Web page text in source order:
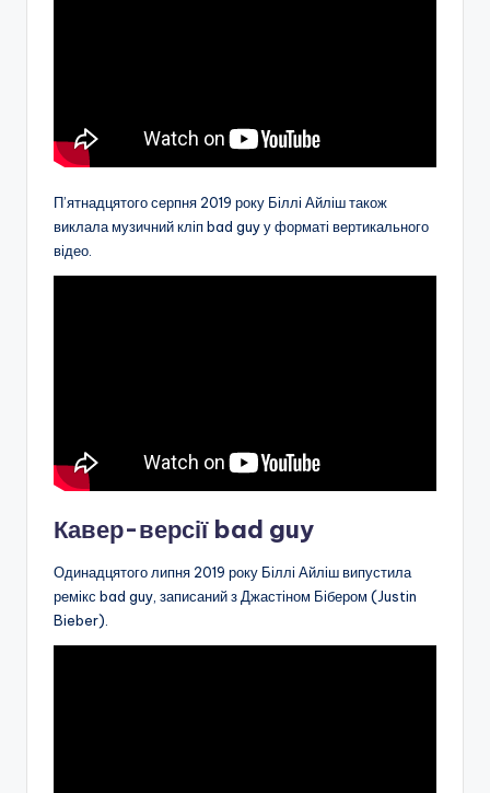
П’ятнадцятого серпня 2019 року Біллі Айліш також
виклала музичний кліп bad guy у форматі вертикального
відео.
Кавер-версії bad guy
Одинадцятого липня 2019 року Біллі Айліш випустила
ремікс bad guy, записаний з Джастіном Бібером (Justin
Bieber).